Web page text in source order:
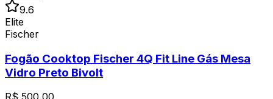
9.6
Elite
Fischer
Fogão Cooktop Fischer 4Q Fit Line Gás Mesa
Vidro Preto Bivolt